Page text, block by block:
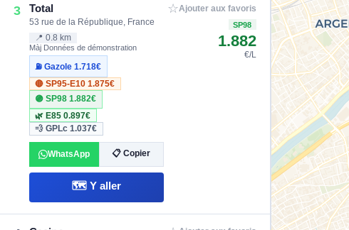
3 Total
53 rue de la République, France
📍 0.8 km
Màj Données de démonstration
⛽ Gazole1.718€
🔴 SP95-E101.875€
🟣 SP981.882€
🌿 E850.897€
💨 GPLc1.037€
WhatsApp 📋 Copier
🗺️ Y aller
☆Ajouter aux favoris
SP98
1.882
€/L